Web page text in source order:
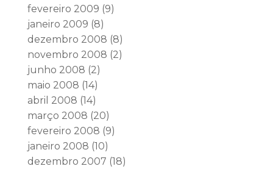
fevereiro 2009 (9)
janeiro 2009 (8)
dezembro 2008 (8)
novembro 2008 (2)
junho 2008 (2)
maio 2008 (14)
abril 2008 (14)
março 2008 (20)
fevereiro 2008 (9)
janeiro 2008 (10)
dezembro 2007 (18)